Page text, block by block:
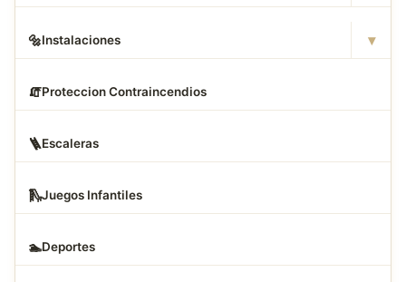
🔩Instalaciones ▾
🧯Proteccion Contraincendios
🪜Escaleras
🛝Juegos Infantiles
🏊Deportes